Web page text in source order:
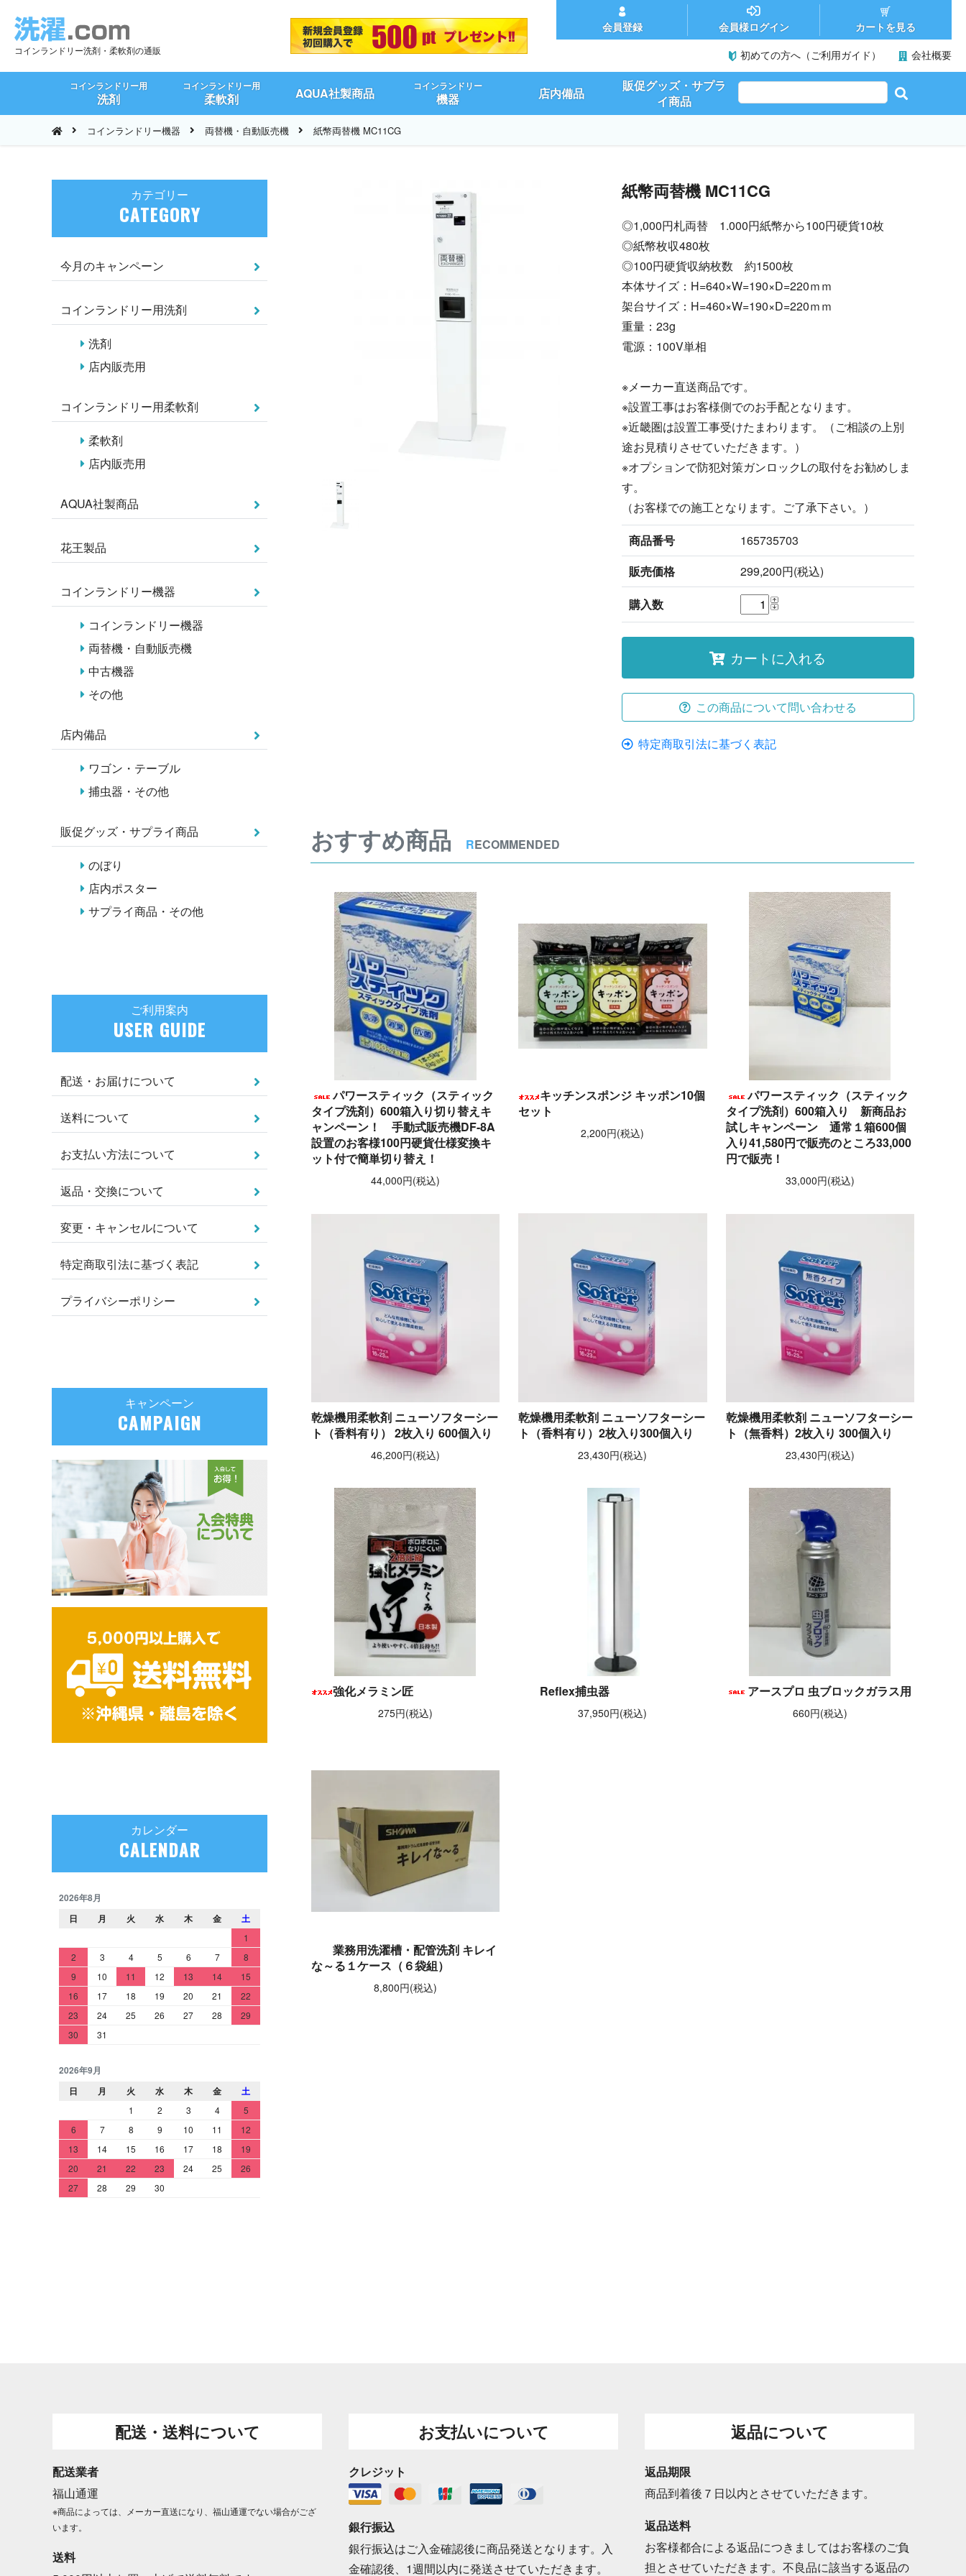
コインランドリー洗剤・柔軟剤の通販
会員登録 会員様ログイン
カートを見る
初めての方へ（ご利用ガイド）
会社概要
コインランドリー用
洗剤
コインランドリー用
柔軟剤 AQUA社製商品 コインランドリー
機器 店内備品
販促グッズ・サプラ
イ商品
コインランドリー機器 両替機・自動販売機 紙幣両替機 MC11CG
紙幣両替機 MC11CG
◎1,000円札両替 1.000円紙幣から100円硬貨10枚
◎紙幣枚収480枚
◎100円硬貨収納枚数 約1500枚
本体サイズ：H=640×W=190×D=220ｍｍ
架台サイズ：H=460×W=190×D=220ｍｍ
重量：23g
電源：100V単相
※メーカー直送商品です。
※設置工事はお客様側でのお手配となります。
※近畿圏は設置工事受けたまわります。（ご相談の上別
途お見積りさせていただきます。）
※オプションで防犯対策ガンロックLの取付をお勧めしま
す。
（お客様での施工となります。ご了承下さい。）
商品番号
165735703
販売価格
299,200円(税込)
購入数
カートに入れる
この商品について問い合わせる
特定商取引法に基づく表記
おすすめ商品 RECOMMENDED
パワースティック（スティック
タイプ洗剤）600箱入り切り替えキ
ャンペーン！ 手動式販売機DF-8A
設置のお客様100円硬貨仕様変換キ
ット付で簡単切り替え！
44,000円(税込)
キッチンスポンジ キッポン10個
セット
2,200円(税込)
パワースティック（スティック
タイプ洗剤）600箱入り 新商品お
試しキャンペーン 通常１箱600個
入り41,580円で販売のところ33,000
円で販売！
33,000円(税込)
乾燥機用柔軟剤 ニューソフターシー
ト（香料有り） 2枚入り 600個入り
46,200円(税込)
乾燥機用柔軟剤 ニューソフターシー
ト（香料有り）2枚入り300個入り
23,430円(税込)
乾燥機用柔軟剤 ニューソフターシー
ト（無香料）2枚入り 300個入り
23,430円(税込)
強化メラミン匠
275円(税込)
Reflex捕虫器
37,950円(税込)
アースプロ 虫ブロックガラス用
660円(税込)
業務用洗濯槽・配管洗剤 キレイ
な～る１ケース（６袋組）
8,800円(税込)
カテゴリー
CATEGORY
今月のキャンペーン
コインランドリー用洗剤
洗剤
店内販売用
コインランドリー用柔軟剤
柔軟剤
店内販売用
AQUA社製商品
花王製品
コインランドリー機器
コインランドリー機器
両替機・自動販売機
中古機器
その他
店内備品
ワゴン・テーブル
捕虫器・その他
販促グッズ・サプライ商品
のぼり
店内ポスター
サプライ商品・その他
ご利用案内
USER GUIDE
配送・お届けについて
送料について
お支払い方法について
返品・交換について
変更・キャンセルについて
特定商取引法に基づく表記
プライバシーポリシー
キャンペーン
CAMPAIGN
カレンダー
CALENDAR
2026年8月
日
月 火 水 木 金 土
1
2
3 4 5 6 7
8
9
10 11 12 13 14
15
16
17 18 19 20 21
22
23
24 25 26 27 28
29
30
31
2026年9月
日
月 火 水 木 金 土
1 2 3 4
5
6
7 8 9 10 11
12
13
14 15 16 17 18
19
20
21 22 23 24 25
26
27
28 29 30
配送・送料について
配送業者
福山通運
※商品によっては、メーカー直送になり、福山通運でない場合がござ
います。
送料
お支払いについて
クレジット
銀行振込
銀行振込はご入金確認後に商品発送となります。入
金確認後、1週間以内に発送させていただきます。
返品について
返品期限
商品到着後７日以内とさせていただきます。
返品送料
お客様都合による返品につきましてはお客様のご負
担とさせていただきます。不良品に該当する返品の